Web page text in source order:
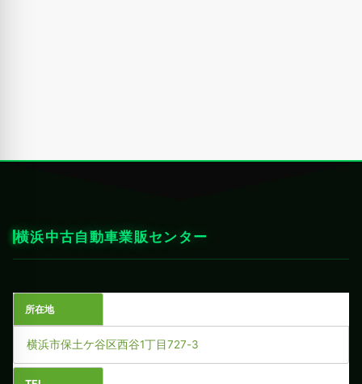
横浜中古自動車業販センター
所在地
横浜市保土ケ谷区西谷1丁目727-3